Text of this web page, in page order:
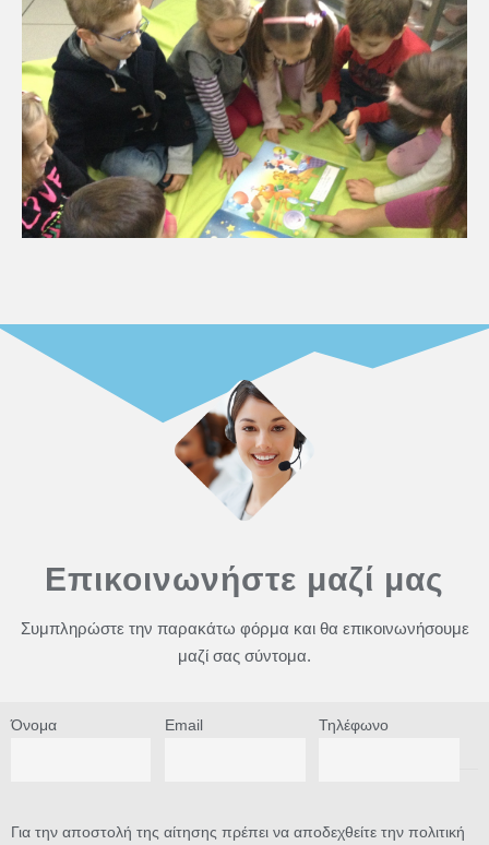
N6
Επικοινωνήστε μαζί μας
Συμπληρώστε την παρακάτω φόρμα και θα επικοινωνήσουμε
μαζί σας σύντομα.
Όνομα Email Τηλέφωνο
Για την αποστολή της αίτησης πρέπει να αποδεχθείτε την πολιτική